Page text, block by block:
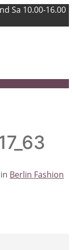
Sa 10.00-16.00
in Berlin Fashion